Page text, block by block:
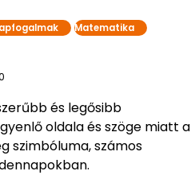
Matematika
és legősibb
oldala és szöge miatt a
szimbóluma, számos